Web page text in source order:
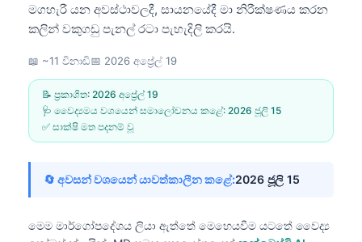
මගහැරී යන අවස්ථාවලදී, සායනයේදී මා නිරීක්ෂණය කරන
කලින් වකුගඩු පැනල් රටා පැහැදිලි කරයි.
📖 ~11 විනාඩි📅 2026 අප්‍රේල් 19
📝 ප්‍රකාශිත: 2026 අප්‍රේල් 19
🩺 වෛද්‍යමය වශයෙන් සමාලෝචනය කළේ: 2026 ජූලි 15
✅ සාක්ෂි මත පදනම් වූ
🔄 අවසන් වශයෙන් යාවත්කාලීන කළේ:2026 ජූලි 15
මෙම මාර්ගෝපදේශය ලියා ඇත්තේ මෙහෙයවීම යටතේ වෛද්‍ය